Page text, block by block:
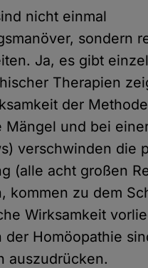
nicht einmal
sondern
Ja, es gibt
Therapien
der
Mängel und bei
verschwinden die
(alle acht großen
kommen zu dem
Wirksamkeit
der Homöopathie
auszudrücken.